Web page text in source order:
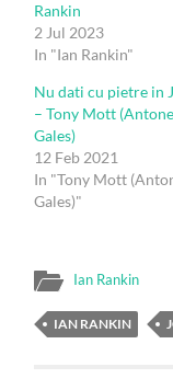
Rankin
2 Jul 2023
In "Ian Rankin"
Nu dati cu pietre in
– Tony Mott
Gales)
12 Feb 2021
In "Tony Mott
Gales)"
Ian Rankin
IAN RANKIN